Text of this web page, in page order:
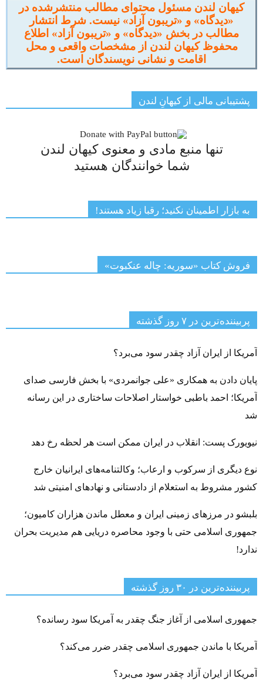
کیهان لندن مسئول محتوای مطالب منتشرشده در
«دیدگاه» و «تریبون آزاد» نیست. شرط انتشار
مطالب در بخش «دیدگاه» و «تریبون آزاد» اطلاع
محفوظ کیهان لندن از مشخصات واقعی و محل
اقامت و نشانی نویسندگان است.
پشتیبانی مالی از کیهانِ لندن
تنها منبع مادی و معنوی کیهان لندن
شما خوانندگان هستید
به بازار اطمینان نکنید؛ رقبا زیاد هستند!
فروش کتاب «سوریه: چاله عنکبوت»
پربیننده‌ترین‌ در ۷ روز گذشته
آمریکا از ایران آزاد چقدر سود می‌برد؟
پایان دادن به همکاری «علی جوانمردی» با بخش فارسی صدای
آمریکا؛ احمد باطبی خواستار اصلاحات ساختاری در این رسانه
شد
نیویورک پست: انقلاب در ایران ممکن است هر لحظه رخ دهد
نوع دیگری از سرکوب و ارعاب؛ وکالتنامه‌های ایرانیان خارج
کشور مشروط به استعلام از دادستانی و نهادهای امنیتی شد
بلبشو در مرزهای زمینی ایران و معطل ماندن هزاران کامیون؛
جمهوری اسلامی حتی با وجود محاصره دریایی هم مدیریت بحران
ندارد!
پربیننده‌ترین‌ در ۳۰ روز گذشته
جمهوری اسلامی از آغاز جنگ چقدر به آمریکا سود رسانده؟
آمریکا با ماندن جمهوری اسلامی چقدر ضرر می‌کند؟
آمریکا از ایران آزاد چقدر سود می‌برد؟